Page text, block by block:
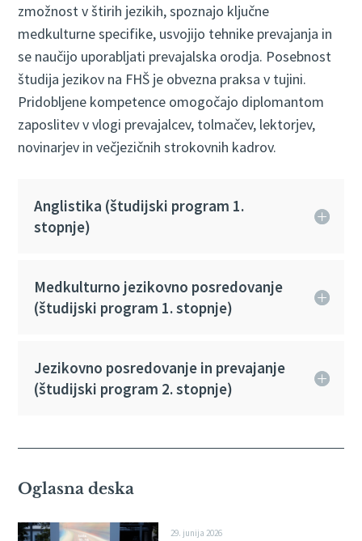
zmožnost v štirih jezikih, spoznajo ključne
medkulturne specifike, usvojijo tehnike prevajanja in
se naučijo uporabljati prevajalska orodja. Posebnost
študija jezikov na FHŠ je obvezna praksa v tujini.
Pridobljene kompetence omogočajo diplomantom
zaposlitev v vlogi prevajalcev, tolmačev, lektorjev,
novinarjev in večjezičnih strokovnih kadrov.
Anglistika (študijski program 1.
stopnje)
Medkulturno jezikovno posredovanje
(študijski program 1. stopnje)
Jezikovno posredovanje in prevajanje
(študijski program 2. stopnje)
Oglasna deska
29. junija 2026